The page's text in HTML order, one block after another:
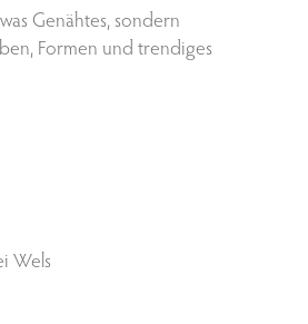
Genähtes, sondern
Formen und trendiges
Wels